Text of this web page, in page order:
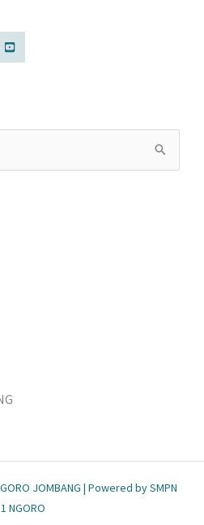
JOMBANG | Powered by SMPN
1 NGORO